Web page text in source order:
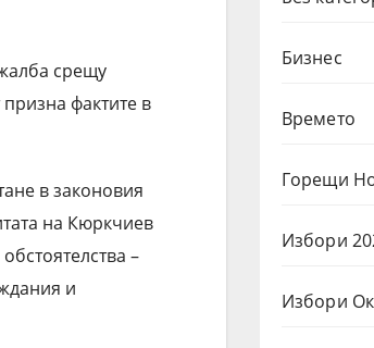
срещу
фактите в
в законовия
на Кюркчиев
–
и
Бизнес
Времето
Горещи
Избори
Избори